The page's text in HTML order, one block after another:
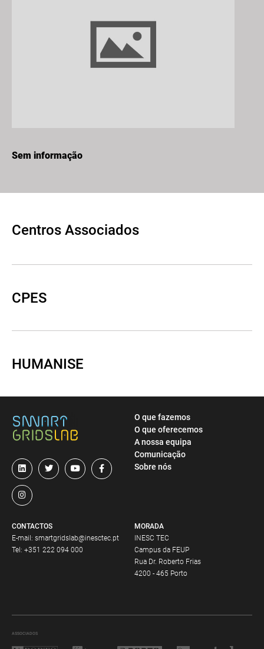
Sem informação
Centros Associados
CPES
HUMANISE
MORADA
INESC TEC
Campus da FEUP
Rua Dr. Roberto Frias
4200 - 465 Porto
CONTACTOS
E-mail: smartgridslab@inesctec.pt
Tel: +351 222 094 000
O que fazemos
O que oferecemos
A nossa equipa
Comunicação
Sobre nós
ASSOCIADOS